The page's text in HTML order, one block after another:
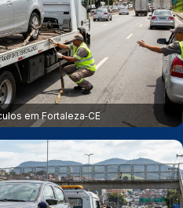
em Fortaleza‑CE